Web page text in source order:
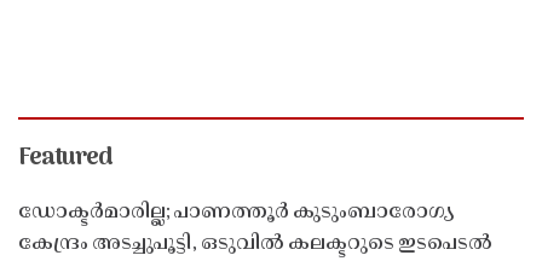
Featured
ഡോക്ടർമാരില്ല; പാണത്തൂർ കുടുംബാരോഗ്യ
കേന്ദ്രം അടച്ചുപൂട്ടി, ഒടുവിൽ കലക്ടറുടെ ഇടപെടൽ